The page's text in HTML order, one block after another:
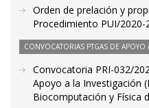
Orden de prelación y
Procedimiento PUI/2020-
CONVOCATORIAS PTGAS DE APOYO
Convocatoria PRI-032/
Apoyo a la Investigación
Biocomputación y Física